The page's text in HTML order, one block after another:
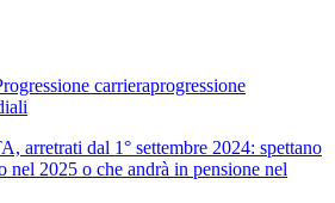
carrieraprogressione
arretrati dal 1° settembre 2024: spettano
nel 2025 o che andrà in pensione nel